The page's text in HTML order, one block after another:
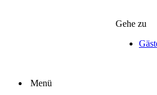
Gehe zu
Menü